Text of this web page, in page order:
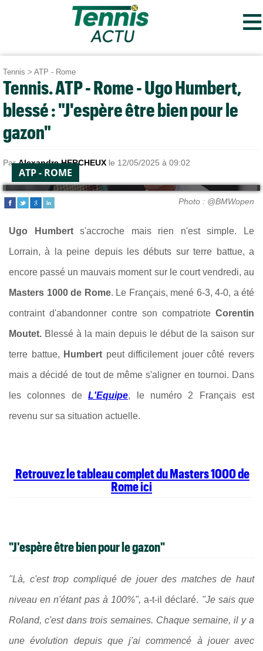
≡
Tennis > ATP - Rome
Tennis. ATP - Rome - Ugo Humbert,
blessé : "J'espère être bien pour le
gazon"
ParAlexandre HERCHEUX le 12/05/2025 à 09:02
ATP - ROME
Photo : @BMWopen
Ugo Humberts'accroche mais rien n'est simple. Le
Lorrain,à la peine depuis les débuts sur terre battue, a
encore passé un mauvais moment sur le court vendredi, au
Masters 1000 de Rome. Le Français, mené 6-3, 4-0, a été
contraint d'abandonner contre son compatriote Corentin
Moutet. Blessé à la main depuis le début de la saison sur
terre battue, Humbert peut difficilement jouer côté revers
mais a décidé de tout de même s'aligner en tournoi. Dans
les colonnes deL'Equipe, le numéro 2 Français est
revenu sur sa situation actuelle.
Retrouvez le tableau complet du Masters 1000 de
Rome ici
"J'espère être bien pour le gazon"
"Là, c'est trop compliqué de jouer des matches de haut
niveau en n'étant pas à 100%", a-t-il déclaré. "Je sais que
Roland, c'est dans trois semaines. Chaque semaine, il y a
une évolution depuis que j'ai commencé à jouer avec